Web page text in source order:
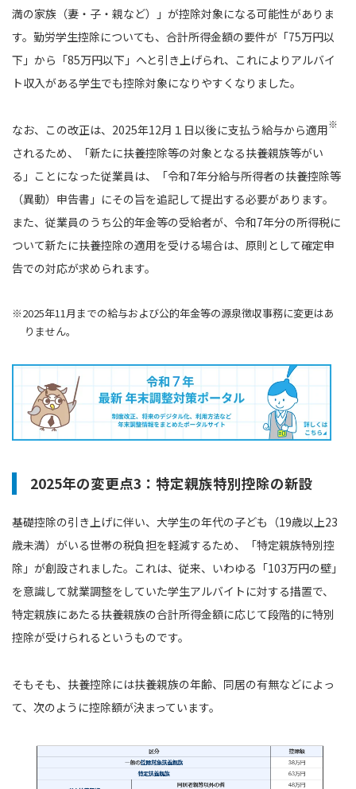
満の家族（妻・子・親など）」が控除対象になる可能性がありま
す。勤労学生控除についても、合計所得金額の要件が「75万円以
下」から「85万円以下」へと引き上げられ、これによりアルバイ
ト収入がある学生でも控除対象になりやすくなりました。
なお、この改正は、2025年12月１日以後に支払う給与から適用※
されるため、「新たに扶養控除等の対象となる扶養親族等がい
る」ことになった従業員は、「令和7年分給与所得者の扶養控除等
（異動）申告書」にその旨を追記して提出する必要があります。
また、従業員のうち公的年金等の受給者が、令和7年分の所得税に
ついて新たに扶養控除の適用を受ける場合は、原則として確定申
告での対応が求められます。
※2025年11月までの給与および公的年金等の源泉徴収事務に変更はあ
りません。
2025年の変更点3：特定親族特別控除の新設
基礎控除の引き上げに伴い、大学生の年代の子ども（19歳以上23
歳未満）がいる世帯の税負担を軽減するため、「特定親族特別控
除」が創設されました。これは、従来、いわゆる「103万円の壁」
を意識して就業調整をしていた学生アルバイトに対する措置で、
特定親族にあたる扶養親族の合計所得金額に応じて段階的に特別
控除が受けられるというものです。
そもそも、扶養控除には扶養親族の年齢、同居の有無などによっ
て、次のように控除額が決まっています。